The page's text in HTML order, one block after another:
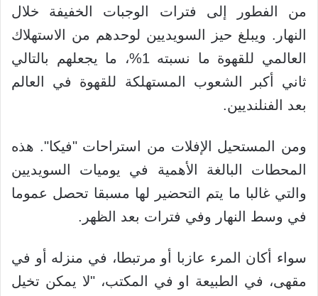
من الفطور إلى فترات الوجبات الخفيفة خلال
النهار. ويبلغ حيز السويديين لوحدهم من الاستهلاك
العالمي للقهوة ما نسبته 1%، ما يجعلهم بالتالي
ثاني أكبر الشعوب المستهلكة للقهوة في العالم
بعد الفنلنديين.
ومن المستحيل الإفلات من استراحات "فيكا". هذه
المحطات البالغة الأهمية في يوميات السويديين
والتي غالبا ما يتم التحضير لها مسبقا تحصل عموما
في وسط النهار وفي فترات بعد الظهر.
سواء أكان المرء عازبا أو مرتبطا، في منزله أو في
مقهى، في الطبيعة او في المكتب، "لا يمكن تخيل